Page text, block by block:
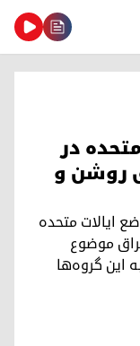
در
روشن و
ایالات متحده
موضوع
این گروه‌ها